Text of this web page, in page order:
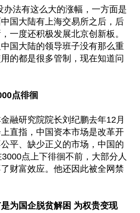
办法有这么大的涨幅，一方面是
国大陆有上海交易所之后，后
一度还积极发展北京创新板。
国大陆的领导班子没有那么重
的都是很多管制，现在知道问
点徘徊
融研究院院长刘纪鹏去年12月
直指，中国资本市场是改革开
平、缺少正义的市场，中国的
点上下徘徊不前，大部分人
财富效应。他还因此被全网禁
为国企脱贫解困 为权贵变现